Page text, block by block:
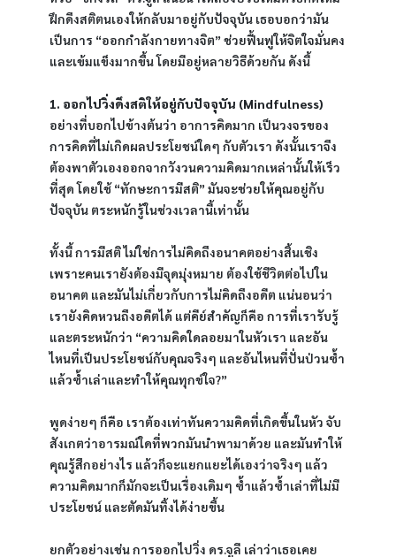
ฝึกดึงสติตนเองให้กลับมาอยู่กับปัจจุบัน เธอบอกว่ามัน
เป็นการ “ออกกำลังกายทางจิต” ช่วยฟื้นฟูให้จิตใจมั่นคง
และเข้มแข็งมากขึ้น โดยมีอยู่หลายวิธีด้วยกัน ดังนี้
1. ออกไปวิ่งดึงสติให้อยู่กับปัจจุบัน (Mindfulness)
อย่างที่บอกไปข้างต้นว่า อาการคิดมาก เป็นวงจรของ
การคิดที่ไม่เกิดผลประโยชน์ใดๆ กับตัวเรา ดังนั้นเราจึง
ต้องพาตัวเองออกจากวังวนความคิดมากเหล่านั้นให้เร็ว
ที่สุด โดยใช้ “ทักษะการมีสติ” มันจะช่วยให้คุณอยู่กับ
ปัจจุบัน ตระหนักรู้ในช่วงเวลานี้เท่านั้น
ทั้งนี้ การมีสติ ไม่ใช่การไม่คิดถึงอนาคตอย่างสิ้นเชิง
เพราะคนเรายังต้องมีจุดมุ่งหมาย ต้องใช้ชีวิตต่อไปใน
อนาคต และมันไม่เกี่ยวกับการไม่คิดถึงอดีต แน่นอนว่า
เรายังคิดหวนถึงอดีตได้ แต่คีย์สำคัญก็คือ การที่เรารับรู้
และตระหนักว่า “ความคิดใดลอยมาในหัวเรา และอัน
ไหนที่เป็นประโยชน์กับคุณจริงๆ และอันไหนที่ปั่นป่วนซ้ำ
แล้วซ้ำเล่าและทำให้คุณทุกข์ใจ?”
พูดง่ายๆ ก็คือ เราต้องเท่าทันความคิดที่เกิดขึ้นในหัว จับ
สังเกตว่าอารมณ์ใดที่พวกมันนำพามาด้วย และมันทำให้
คุณรู้สึกอย่างไร แล้วก็จะแยกแยะได้เองว่าจริงๆ แล้ว
ความคิดมากก็มักจะเป็นเรื่องเดิมๆ ซ้ำแล้วซ้ำเล่าที่ไม่มี
ประโยชน์ และตัดมันทิ้งได้ง่ายขึ้น
ยกตัวอย่างเช่น การออกไปวิ่ง ดร.จูลี เล่าว่าเธอเคย